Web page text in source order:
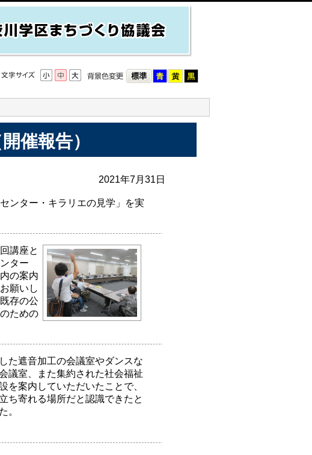
催報告）
2021年7月31日
ンター・キラリエの見学」を実
講座と
ター
の案内
願いし
存の公
ための
た遮音加工の会議室やダンスな
議室、また集約された社会福祉
を案内していただいたことで、
ち寄れる場所だと認識できたと
。